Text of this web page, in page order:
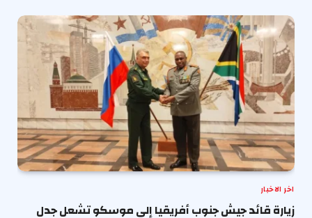
اخر الاخبار
زيارة قائد جيش جنوب أفريقيا إلى موسكو تشعل جدل